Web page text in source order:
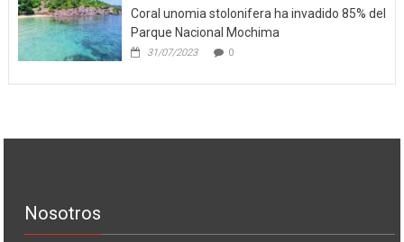
Coral unomia stolonifera ha invadido 85% del
Parque Nacional Mochima
31/07/2023 0
Nosotros